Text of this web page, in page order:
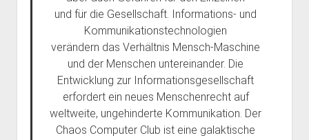
Haecksen e. V.
open
dropdown
menu
Spenden
Chronik
FAQ
Kontakt
dropdown
menu
BBB Räume
Vergangenes
dropdown
menu
Feministische Bibliothek
Haecksenkarte
Memorials
Pythonkurs
Team Inklusion
und für die Gesellschaft. Informations- und
Kommunikationstechnologien
verändern das Verhältnis Mensch-Maschine
und der Menschen untereinander. Die
Entwicklung zur Informationsgesellschaft
erfordert ein neues Menschenrecht auf
weltweite, ungehinderte Kommunikation. Der
Chaos Computer Club ist eine galaktische